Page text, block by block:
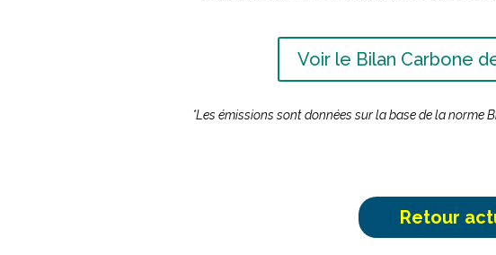
Voir le Bilan Carbone
*Les émissions sont données sur la base de la norme
Retour